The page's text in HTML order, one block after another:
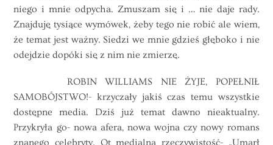
niego i mnie odpycha. Zmuszam się i … nie daje rady.
Znajduję tysiące wymówek, żeby tego nie robić ale wiem,
że temat jest ważny. Siedzi we mnie gdzieś głęboko i nie
odejdzie dopóki się z nim nie zmierzę.
ROBIN WILLIAMS NIE ŻYJE, POPEŁNIŁ
SAMOBÓJSTWO!- krzyczały jakiś czas temu wszystkie
dostępne media. Dziś już temat dawno nieaktualny.
Przykryła go- nowa afera, nowa wojna czy nowy romans
znanego celebryty. Ot medialna rzeczywistość- „Umarł